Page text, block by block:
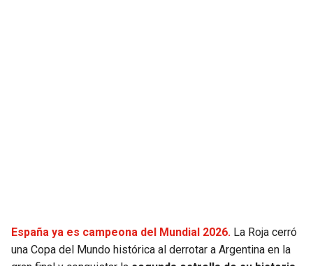
SEAHAWKS
PELICANS
España ya es campeona del Mundial 2026. La Roja cerró
una Copa del Mundo histórica al derrotar a Argentina en la